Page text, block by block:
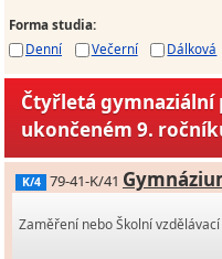
Forma studia:
Denní
Večerní Dálková
Čtyřletá gymnaziální
ukončeném 9.
K/4 79-41-K/41
Zaměření nebo Školní